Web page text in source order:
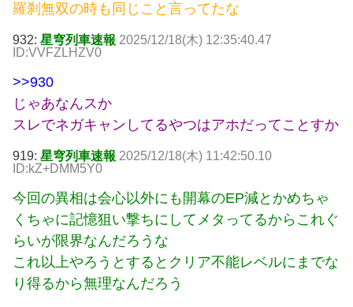
羅刹無双の時も同じこと言ってたな
932: 星穹列車速報 2025/12/18(木) 12:35:40.47
ID:VVFZLHZV0
>>930
じゃあなんスか
スレでネガキャンしてるやつはアホだってことすか
919: 星穹列車速報 2025/12/18(木) 11:42:50.10
ID:kZ+DMM5Y0
今回の異相は会心以外にも開幕のEP減とかめちゃ
くちゃに記憶狙い撃ちにしてメタってるからこれぐ
らいが限界なんだろうな
これ以上やろうとするとクリア不能レベルにまでな
り得るから無理なんだろう